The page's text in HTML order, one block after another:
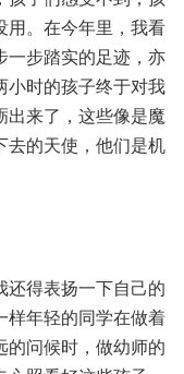
用。在今年里，我看
一步踏实的足迹，亦
小时的孩子终于对我
出来了，这些像是魔
去的天使，他们是机
还得表扬一下自己的
样年轻的同学在做着
的问候时，做幼师的